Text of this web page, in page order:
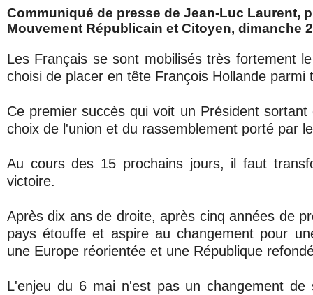
Communiqué de presse de Jean-Luc Laurent,
Mouvement Républicain et Citoyen, dimanche
Les Français se sont mobilisés très fortement
choisi de placer en tête François Hollande parmi
Ce premier succès qui voit un Président
choix de l'union et du rassemblement porté par
Au cours des 15 prochains jours, il faut
victoire.
Après dix ans de droite, après cinq années de
pays étouffe et aspire au changement pour
une Europe réorientée et une République
L'enjeu du 6 mai n'est pas un changement de